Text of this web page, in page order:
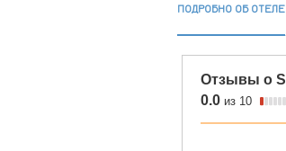
ПОДРОБНО ОБ ОТЕЛЕ